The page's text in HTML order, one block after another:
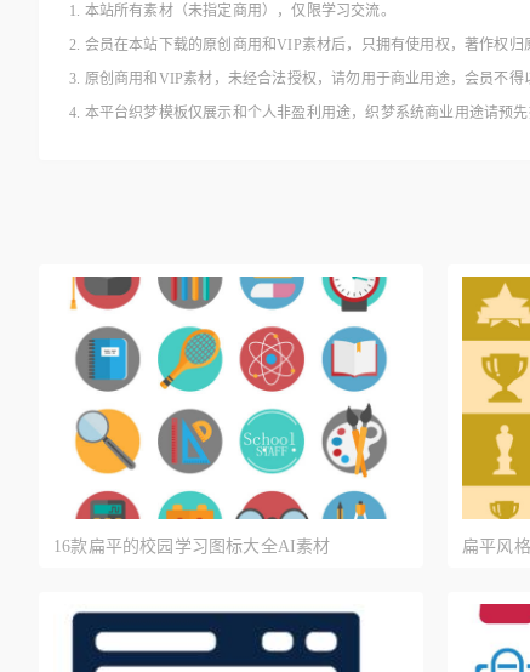
1. 本站所有素材（未指定商用），仅限学习交流。
2. 会员在本站下载的原创商用和VIP素材后，只拥有使用权，著作权归
3. 原创商用和VIP素材，未经合法授权，请勿用于商业用途，会员不
4. 本平台织梦模板仅展示和个人非盈利用途，织梦系统商业用途请预先
16款扁平的校园学习图标大全AI素材 扁平风